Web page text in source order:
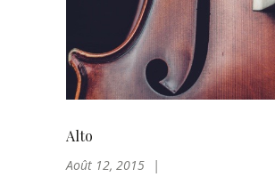
Alto
Août 12, 2015